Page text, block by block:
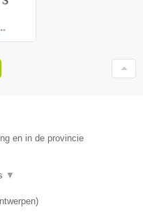
en in de provincie
▼
)